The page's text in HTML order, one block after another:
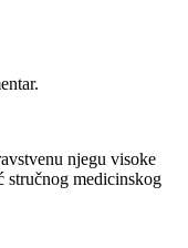
njegu visoke
stručnog medicinskog